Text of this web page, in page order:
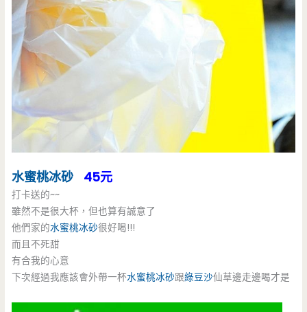
水蜜桃冰砂 45元
打卡送的~~
雖然不是很大杯，但也算有誠意了
他們家的水蜜桃冰砂很好喝!!!
而且不死甜
有合我的心意
下次經過我應該會外帶一杯水蜜桃冰砂跟綠豆沙仙草邊走邊喝才是